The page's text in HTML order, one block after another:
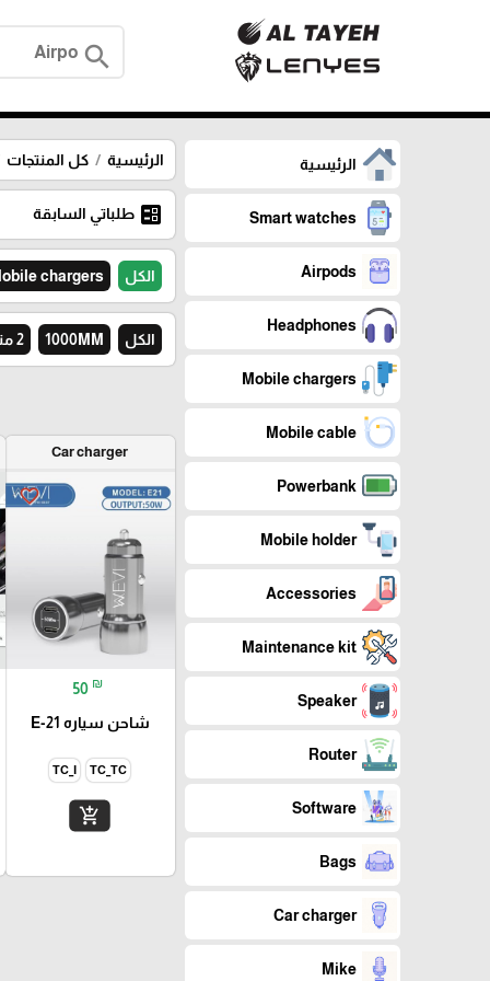
search
الرئيسية
Smart watches
Airpods
Headphones
Mobile chargers
Mobile cable
Powerbank
Mobile holder
Accessories
Maintenance kit
Speaker
Router
Software
Bags
Car charger
Mike
الرئيسية كل المنتجات
ballot طلباتي السابقة
الكل chargers
الكل 1000MM 2 متر
Car charger
favorite_border
50 ₪
شاحن سياره E-21
TC_TC
TC_I
add_shopping_cart